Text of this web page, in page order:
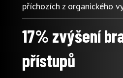
příchozích z organického
17% zvýšení
přístupů